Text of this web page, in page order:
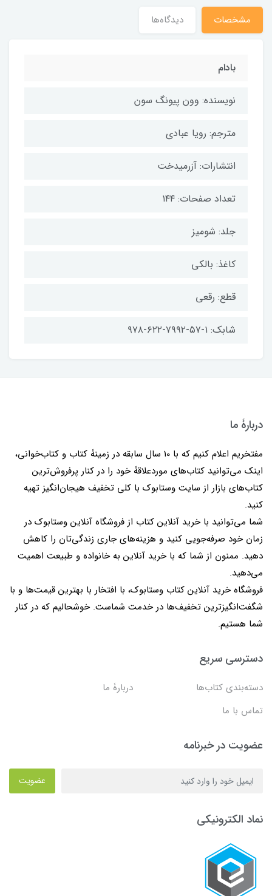
مشخصات دیدگاه‌ها
بادام
نویسنده: وون پیونگ سون
مترجم: رویا عبادی
انتشارات: آزرمیدخت
تعداد صفحات: ۱۴۴
جلد: شومیز
کاغذ: بالکی
قطع: رقعی
شابک: ۱-۵۷-۷۹۹۲-۶۲۲-۹۷۸
دربارۀ ما
مفتخریم اعلام کنیم که با 10 سال سابقه در زمینۀ کتاب و کتاب‌خوانی،
اینک می‌توانید کتاب‌های موردعلاقۀ خود را در کنار پرفروش‌ترین
کتاب‌های بازار از سایت وستابوک با کلی تخفیف هیجان‌انگیز تهیه
کنید.
شما می‌توانید با خرید آنلاین کتاب از فروشگاه آنلاین وستابوک در
زمان خود صرفه‌جویی کنید و هزینه‌های جاری زندگی‌تان را کاهش
دهید. ممنون از شما که با خرید آنلاین به خانواده و طبیعت اهمیت
می‌دهید.
فروشگاه خرید آنلاین کتاب وستابوک، با افتخار با بهترین قیمت‌ها و با
شگفت‌انگیزترین تخفیف‌ها در خدمت شماست. خوشحالیم که در کنار
شما هستیم.
دسترسی سریع
دسته‌بندی کتاب‌ها
دربارۀ ما
تماس با ما
عضویت در خبرنامه
عضویت
نماد الکترونیکی